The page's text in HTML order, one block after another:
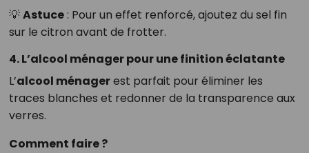
💡Astuce: Pour un effet renforcé, ajoutez du sel fin
sur le citron avant de frotter.
4. L’alcool ménager pour une finition éclatante
L’alcool ménagerest parfait pour éliminer les
traces blanches et redonner de la transparence aux
verres.
Comment faire ?